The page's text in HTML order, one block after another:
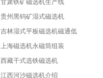
甘肃铁矿磁选机生产线
贵州黑钨矿湿式磁选机
吉林湿式平板磁选机磁通低
上海磁选机永磁筒组装
西藏干式选铁磁选机
江西河沙磁选机介绍